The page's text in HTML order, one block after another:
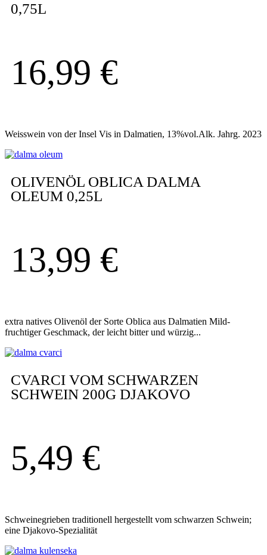
0,75L
16,99 €
Weisswein von der Insel Vis in Dalmatien, 13%vol.Alk. Jahrg. 2023
OLIVENÖL OBLICA DALMA
OLEUM 0,25L
13,99 €
extra natives Olivenöl der Sorte Oblica aus Dalmatien Mild-
fruchtiger Geschmack, der leicht bitter und würzig...
CVARCI VOM SCHWARZEN
SCHWEIN 200G DJAKOVO
5,49 €
Schweinegrieben traditionell hergestellt vom schwarzen Schwein;
eine Djakovo-Spezialität